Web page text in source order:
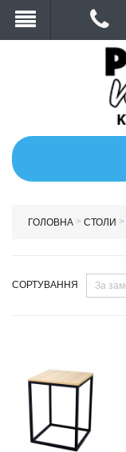
ГОЛОВНА > СТОЛИ >
СОРТУВАННЯ